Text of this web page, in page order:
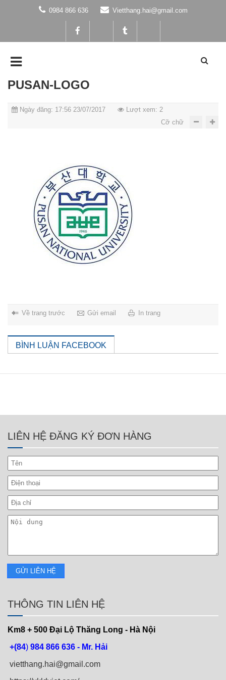
0984 866 636 Vietthang.hai@gmail.com
PUSAN-LOGO
Ngày đăng: 17:56 23/07/2017
Lượt xem: 2
Cỡ chữ
Về trang trước Gửi email In trang
BÌNH LUẬN FACEBOOK
LIÊN HỆ ĐĂNG KÝ ĐƠN HÀNG
THÔNG TIN LIÊN HỆ
Km8 + 500 Đại Lộ Thăng Long - Hà Nội
+(84) 984 866 636 - Mr. Hải
vietthang.hai@gmail.com